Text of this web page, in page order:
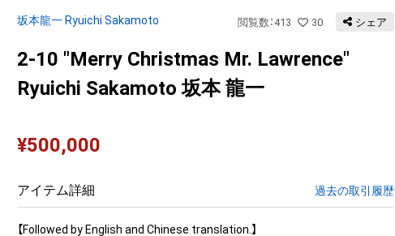
坂本龍一 Ryuichi Sakamoto 閲覧数 ：413 30 シェア
2-10 "Merry Christmas Mr. Lawrence"
Ryuichi Sakamoto 坂本 龍一
¥500,000
アイテム詳細 過去の取引履歴
【Followed by English and Chinese translation.】